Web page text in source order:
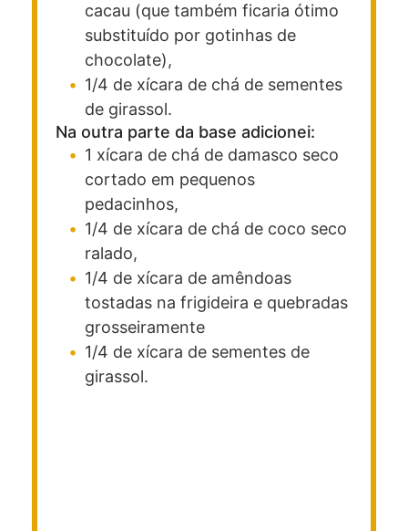
cacau (que também ficaria ótimo
substituído por gotinhas de
chocolate),
1/4 de xícara de chá de sementes
de girassol.
Na outra parte da base adicionei:
1 xícara de chá de damasco seco
cortado em pequenos
pedacinhos,
1/4 de xícara de chá de coco seco
ralado,
1/4 de xícara de amêndoas
tostadas na frigideira e quebradas
grosseiramente
1/4 de xícara de sementes de
girassol.